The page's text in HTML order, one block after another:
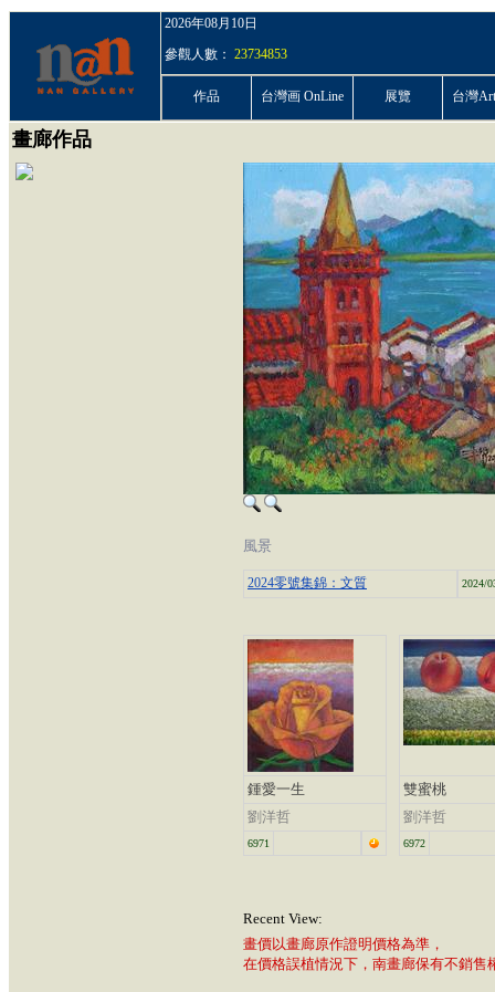
2026年08月10日
參觀人數： 23734853
作品 台灣画 OnLine 展覽 台灣
畫廊作品
風景
2024零號集錦：文質 2024/
鍾愛一生
劉洋哲
6971
雙蜜桃
劉洋哲
6972
Recent View:
畫價以畫廊原作證明價格為準，
在價格誤植情況下，南畫廊保有不銷售